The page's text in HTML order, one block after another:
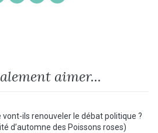
aimer...
vont-ils renouveler le débat politique ?
d’automne des Poissons roses)